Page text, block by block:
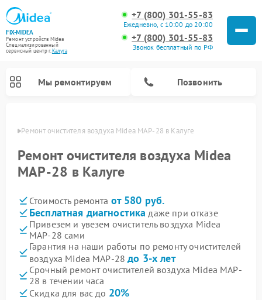
FIX-MIDEA
Ремонт устройств Midea
Специализированный
cервисный центр г.Калуга
+7 (800) 301-55-83
Ежедневно, с 10:00 до 20:00
+7 (800) 301-55-83
Звонок бесплатный по РФ
Мы ремонтируем Позвонить
Ремонт очистителя воздуха Midea MAP-28 в Калуге
Ремонт очистителя воздуха Midea
MAP-28 в Калуге
Стоимость ремонта от 580 руб.
Бесплатная диагностика даже при отказе
Привезем и увезем очиститель воздуха Midea
MAP-28 сами
Гарантия на наши работы по ремонту очистителей
воздуха Midea MAP-28до 3-х лет
Срочный ремонт очистителей воздуха Midea MAP-
28 в течении часа
Скидка для вас до 20%